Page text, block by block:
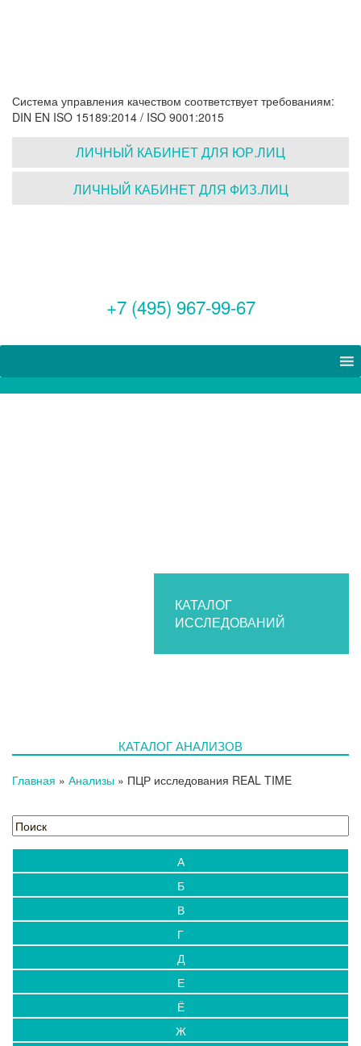
Система управления качеством соответствует требованиям:
DIN EN ISO 15189:2014 / ISO 9001:2015
ЛИЧНЫЙ КАБИНЕТ ДЛЯ ЮР.ЛИЦ
ЛИЧНЫЙ КАБИНЕТ ДЛЯ ФИЗ.ЛИЦ
+7 (495) 967-99-67
КАТАЛОГ
ИССЛЕДОВАНИЙ
КАТАЛОГ АНАЛИЗОВ
Главная » Анализы » ПЦР исследования REAL TIME
А
Б
В
Г
Д
Е
Ё
Ж